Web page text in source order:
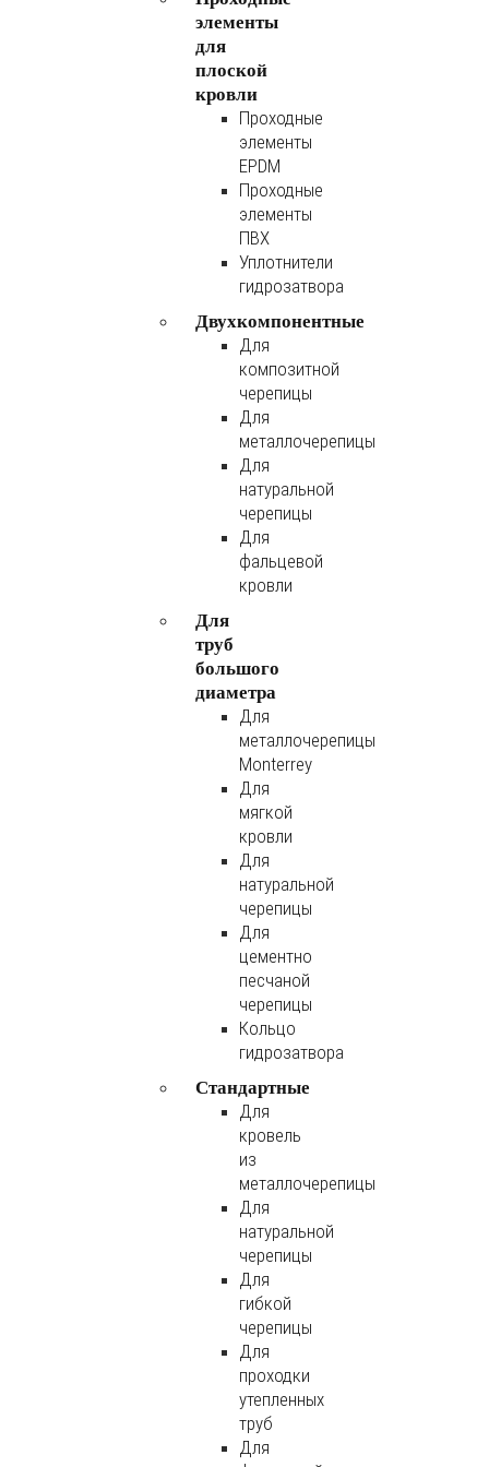
элементы
для
плоской
кровли
Проходные
элементы
EPDM
Проходные
элементы
ПВХ
Уплотнители
гидрозатвора
Двухкомпонентные
Для
композитной
черепицы
Для
металлочерепицы
Для
натуральной
черепицы
Для
фальцевой
кровли
Для
труб
большого
диаметра
Для
металлочерепицы
Monterrey
Для
мягкой
кровли
Для
натуральной
черепицы
Для
цементно
песчаной
черепицы
Кольцо
гидрозатвора
Стандартные
Для
кровель
из
металлочерепицы
Для
натуральной
черепицы
Для
гибкой
черепицы
Для
проходки
утепленных
труб
Для